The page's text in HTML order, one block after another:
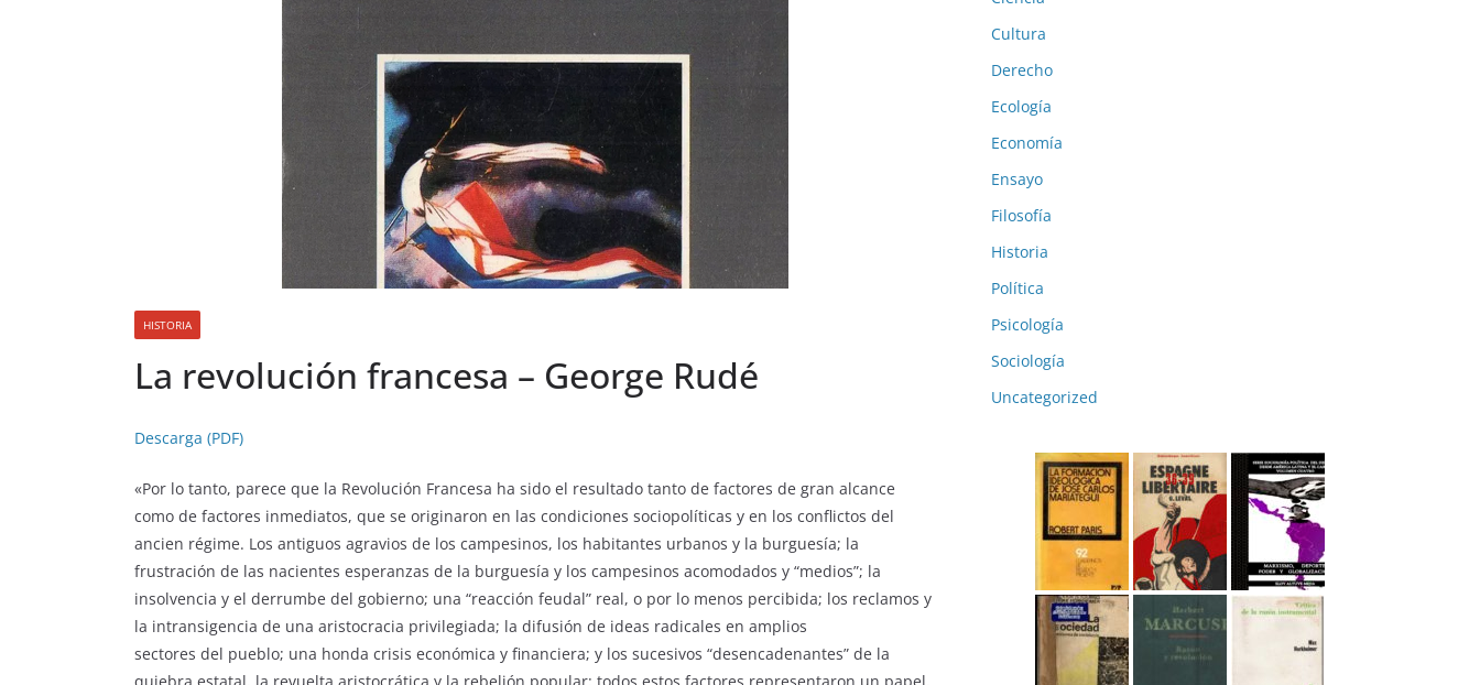
HISTORIA
La revolución francesa – George Rudé
Descarga (PDF)
«Por lo tanto, parece que la Revolución Francesa ha sido el resultado tanto de factores de gran alcance
como de factores inmediatos, que se originaron en las condiciones sociopolíticas y en los conflictos del
ancien régime. Los antiguos agravios de los campesinos, los habitantes urbanos y la burguesía; la
frustración de las nacientes esperanzas de la burguesía y los campesinos acomodados y “medios”; la
insolvencia y el derrumbe del gobierno; una “reacción feudal” real, o por lo menos percibida; los reclamos y
la intransigencia de una aristocracia privilegiada; la difusión de ideas radicales en amplios
sectores del pueblo; una honda crisis económica y financiera; y los sucesivos “desencadenantes” de la
Cultura
Derecho
Ecología
Economía
Ensayo
Filosofía
Historia
Política
Psicología
Sociología
Uncategorized